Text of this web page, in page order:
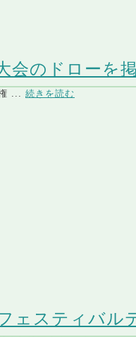
会のドローを
... 続きを読む
スティバル